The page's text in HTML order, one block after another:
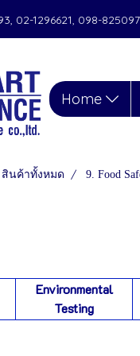
02-1296621, 098-
Home
สินค้าทั้งหมด 9. Food
Environmental
Testing